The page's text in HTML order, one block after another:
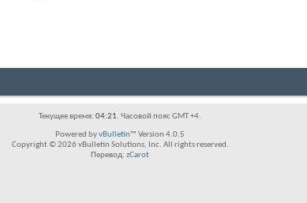
Текущее время: 04:21. Часовой пояс GMT +4.
Powered byvBulletin™ Version 4.0.5
Copyright © 2026 vBulletin Solutions, Inc. All rights reserved.
Перевод: zCarot